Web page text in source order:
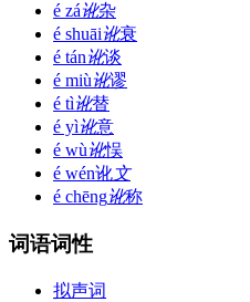
é zá讹杂
é shuāi讹衰
é tán讹谈
é miù讹谬
é tì讹替
é yì讹意
é wù讹悮
é wén讹文
é chēng讹称
词语词性
拟声词